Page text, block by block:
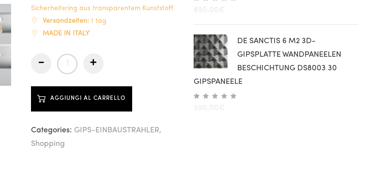
Sicherheitsring aus transparentem Kunststoff
Versandzeiten: 1 tag
MADE IN ITALY
- +
AGGIUNGI AL CARRELLO
Categories: GIPS-EINBAUSTRAHLER
Shopping
DE SANCTIS 6 M2 3D-
GIPSPLATTE WANDPANEELEN
BESCHICHTUNG DS8003 30
GIPSPANEELE